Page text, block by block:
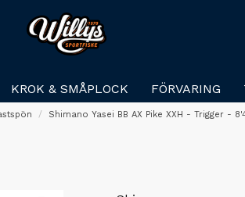
KROK & SMÅPLOCK FÖRVARING
Shimano Yasei BB AX Pike XXH - Trigger -